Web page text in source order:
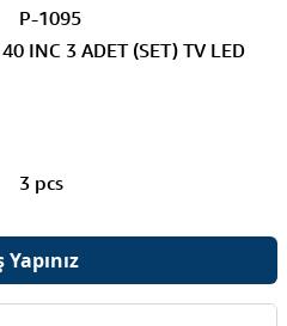
P-1095
INC 3 ADET (SET) TV LED
3 pcs